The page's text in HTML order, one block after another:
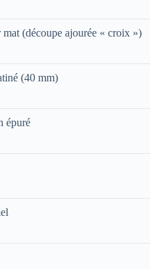
(découpe ajourée « croix »)
(40 mm)
épuré